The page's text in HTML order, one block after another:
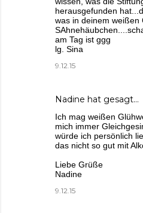
herausgefunden
was in deinem weißen
am Tag ist ggg
lg. Sina
9.12.15
Nadine hat gesagt…
Ich mag weißen
mich immer
würde ich persönlich
das nicht so gut mit
Liebe Grüße
Nadine
9.12.15